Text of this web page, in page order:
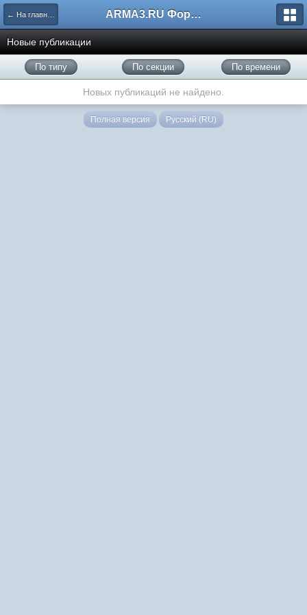
← На главную ARMA3.RU Форум
Новые публикации
По типу По секции По времени
Новых публикаций не найдено.
Полная версия Русский (RU)